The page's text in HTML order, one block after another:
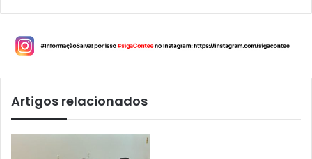
Artigos relacionados